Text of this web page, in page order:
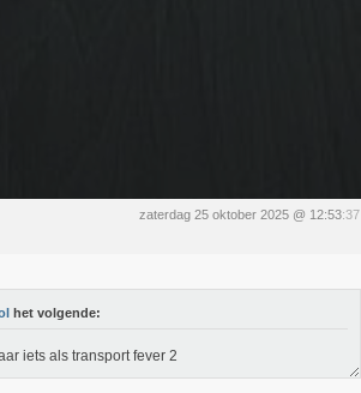
zaterdag 25 oktober 2025 @ 12:53:37
het volgende:
iets als transport fever 2